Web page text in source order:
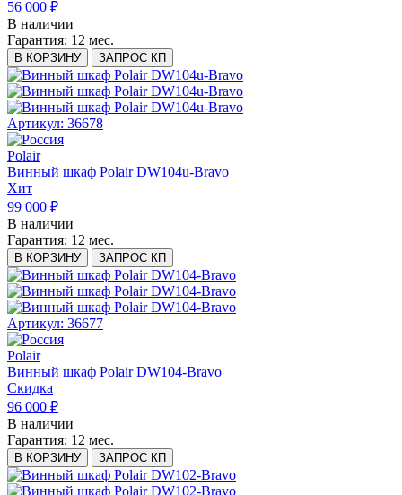
56 000 ₽
В наличии
Гарантия: 12 мес.
В КОРЗИНУ ЗАПРОС КП
Артикул: 36678
Polair
Винный шкаф Polair DW104u-Bravo
Хит
99 000 ₽
В наличии
Гарантия: 12 мес.
В КОРЗИНУ ЗАПРОС КП
Артикул: 36677
Polair
Винный шкаф Polair DW104-Bravo
Скидка
96 000 ₽
В наличии
Гарантия: 12 мес.
В КОРЗИНУ ЗАПРОС КП